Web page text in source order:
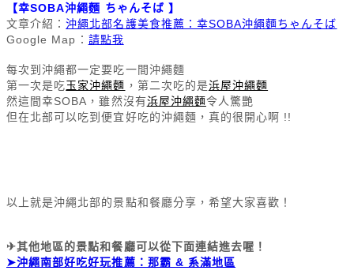
【幸SOBA沖繩麵 ちゃんそば 】
文章介紹：沖繩北部名護美食推薦：幸SOBA沖繩麵ちゃんそば
Google Map： 請點我
每次到沖繩都一定要吃一間沖繩麵
第一次是吃玉家沖繩麵 ，第二次吃的是浜屋沖繩麵
然這間幸SOBA，雖然沒有浜屋沖繩麵令人驚艷
但在北部可以吃到便宜好吃的沖繩麵，真的很開心啊 !!
以上就是沖繩北部的景點和餐廳分享，希望大家喜歡！
✈其他地區的景點和餐廳可以從下面連結進去喔！
➤沖繩南部好吃好玩推薦：那霸 & 系滿地區